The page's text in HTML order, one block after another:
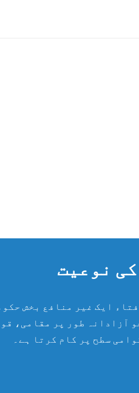
نوعیت
ایک غیر منافع بخش
آزادانہ طور پر مقامی،
سطح پر کام کرتا ہے۔